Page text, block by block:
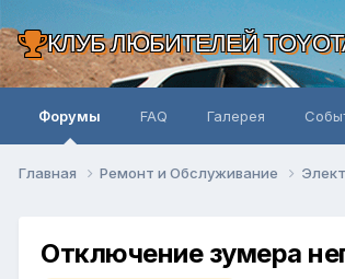
КЛУБ ЛЮБИТЕЛЕЙ
Форумы FAQ Галерея
Главная Ремонт и Обслуживание
Отключение зумера